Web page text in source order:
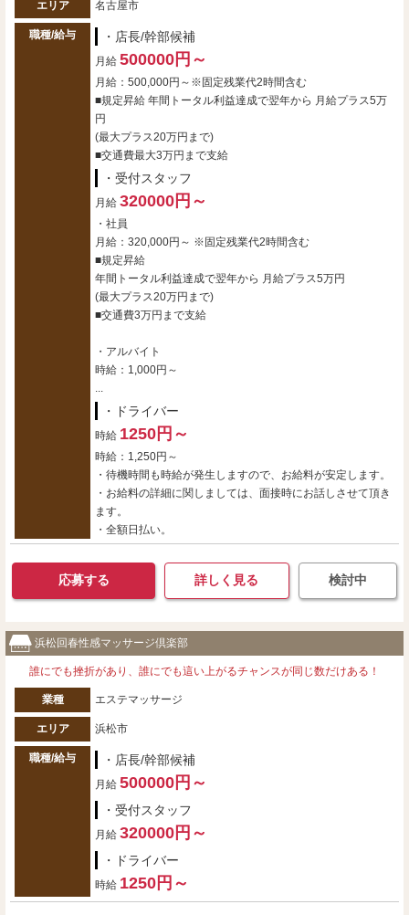
エリア 名古屋市
職種/給与 ・店長/幹部候補
月給 500000円～
月給：500,000円～※固定残業代2時間含む
■規定昇給 年間トータル利益達成で翌年から 月給プラス5万
円
(最大プラス20万円まで)
■交通費最大3万円まで支給
・受付スタッフ
月給 320000円～
・社員
月給：320,000円～ ※固定残業代2時間含む
■規定昇給
年間トータル利益達成で翌年から 月給プラス5万円
(最大プラス20万円まで)
■交通費3万円まで支給
・アルバイト
時給：1,000円～
・ドライバー
時給 1250円～
時給：1,250円～
・待機時間も時給が発生しますので、お給料が安定します。
・お給料の詳細に関しましては、面接時にお話しさせて頂き
ます。
・全額日払い。
応募する 詳しく見る 検討中
浜松回春性感マッサージ倶楽部
誰にでも挫折があり、誰にでも這い上がるチャンスが同じ数だけある！
業種 エステマッサージ
エリア 浜松市
職種/給与 ・店長/幹部候補
月給 500000円～
・受付スタッフ
月給 320000円～
・ドライバー
時給 1250円～